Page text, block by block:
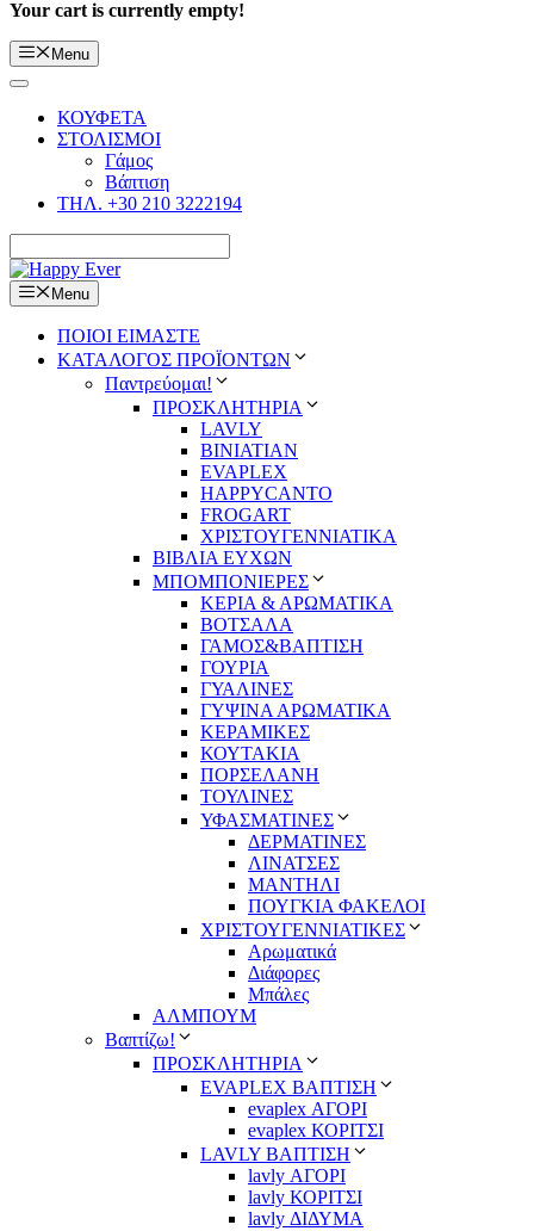
Your cart is currently empty!
Menu
ΚΟΥΦΕΤΑ
ΣΤΟΛΙΣΜΟΙ
Γάμος
Βάπτιση
ΤΗΛ. +30 210 3222194
Menu
ΠΟΙΟΙ ΕΙΜΑΣΤΕ
ΚΑΤΑΛΟΓΟΣ ΠΡΟΪΟΝΤΩΝ
Παντρεύομαι!
ΠΡΟΣΚΛΗΤΗΡΙΑ
LAVLY
BINIATIAN
EVAPLEX
HAPPYCANTO
FROGART
ΧΡΙΣΤΟΥΓΕΝΝΙΑΤΙΚΑ
ΒΙΒΛΙΑ ΕΥΧΩΝ
ΜΠΟΜΠΟΝΙΕΡΕΣ
ΚΕΡΙΑ & ΑΡΩΜΑΤΙΚΑ
ΒΟΤΣΑΛΑ
ΓΑΜΟΣ&ΒΑΠΤΙΣΗ
ΓΟΥΡΙΑ
ΓΥΑΛΙΝΕΣ
ΓΥΨΙΝΑ ΑΡΩΜΑΤΙΚΑ
ΚΕΡΑΜΙΚΕΣ
ΚΟΥΤΑΚΙΑ
ΠΟΡΣΕΛΑΝΗ
ΤΟΥΛΙΝΕΣ
ΥΦΑΣΜΑΤΙΝΕΣ
ΔΕΡΜΑΤΙΝΕΣ
ΛΙΝΑΤΣΕΣ
ΜΑΝΤΗΛΙ
ΠΟΥΓΚΙΑ ΦΑΚΕΛΟΙ
ΧΡΙΣΤΟΥΓΕΝΝΙΑΤΙΚΕΣ
Αρωματικά
Διάφορες
Μπάλες
ΑΛΜΠΟΥΜ
Βαπτίζω!
ΠΡΟΣΚΛΗΤΗΡΙΑ
EVAPLEX ΒΑΠΤΙΣΗ
evaplex ΑΓΟΡΙ
evaplex ΚΟΡΙΤΣΙ
LAVLY ΒΑΠΤΙΣΗ
lavly ΑΓΟΡΙ
lavly ΚΟΡΙΤΣΙ
lavly ΔΙΔΥΜΑ